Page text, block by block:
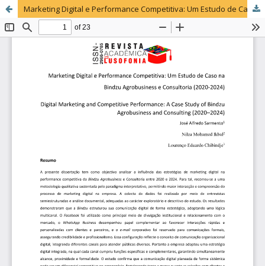
Marketing Digital e Performance Competitiva: Um Estudo de Caso na Bindzu Agrobusiness e Consultoria (2020-2024)